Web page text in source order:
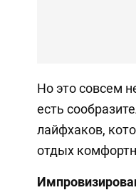
Но это совсем
есть
лайфхаков,
отдых